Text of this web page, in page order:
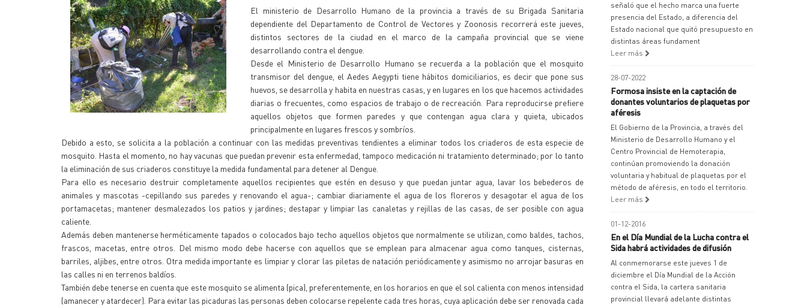
El ministerio de Desarrollo Humano de la provincia a través de su Brigada Sanitaria
dependiente del Departamento de Control de Vectores y Zoonosis recorrerá este jueves,
distintos sectores de la ciudad en el marco de la campaña provincial que se viene
desarrollando contra el dengue.
Desde el Ministerio de Desarrollo Humano se recuerda a la población que el mosquito
transmisor del dengue, el Aedes Aegypti tiene hábitos domiciliarios, es decir que pone sus
huevos, se desarrolla y habita en nuestras casas, y en lugares en los que hacemos actividades
diarias o frecuentes, como espacios de trabajo o de recreación. Para reproducirse prefiere
aquellos objetos que formen paredes y que contengan agua clara y quieta, ubicados
principalmente en lugares frescos y sombríos.
Debido a esto, se solicita a la población a continuar con las medidas preventivas tendientes a eliminar todos los criaderos de esta especie de
mosquito. Hasta el momento, no hay vacunas que puedan prevenir esta enfermedad, tampoco medicación ni tratamiento determinado; por lo tanto
la eliminación de sus criaderos constituye la medida fundamental para detener al Dengue.
Para ello es necesario destruir completamente aquellos recipientes que estén en desuso y que puedan juntar agua, lavar los bebederos de
animales y mascotas -cepillando sus paredes y renovando el agua-; cambiar diariamente el agua de los floreros y desagotar el agua de los
portamacetas; mantener desmalezados los patios y jardines; destapar y limpiar las canaletas y rejillas de las casas, de ser posible con agua
caliente.
Además deben mantenerse herméticamente tapados o colocados bajo techo aquellos objetos que normalmente se utilizan, como baldes, tachos,
frascos, macetas, entre otros. Del mismo modo debe hacerse con aquellos que se emplean para almacenar agua como tanques, cisternas,
barriles, aljibes, entre otros. Otra medida importante es limpiar y clorar las piletas de natación periódicamente y asimismo no arrojar basuras en
las calles ni en terrenos baldíos.
También debe tenerse en cuenta que este mosquito se alimenta (pica), preferentemente, en los horarios en que el sol calienta con menos intensidad
(amanecer y atardecer). Para evitar las picaduras las personas deben colocarse repelente cada tres horas, cuya aplicación debe ser renovada cada
señaló que el hecho marca una fuerte
presencia del Estado, a diferencia del
Estado nacional que quitó presupuesto en
distintas áreas fundament
Leer más
28-07-2022
Formosa insiste en la captación de
donantes voluntarios de plaquetas por
aféresis
El Gobierno de la Provincia, a través del
Ministerio de Desarrollo Humano y el
Centro Provincial de Hemoterapia,
continúan promoviendo la donación
voluntaria y habitual de plaquetas por el
método de aféresis, en todo el territorio.
Leer más
01-12-2016
En el Día Mundial de la Lucha contra el
Sida habrá actividades de difusión
Al conmemorarse este jueves 1 de
diciembre el Día Mundial de la Acción
contra el Sida, la cartera sanitaria
provincial llevará adelante distintas